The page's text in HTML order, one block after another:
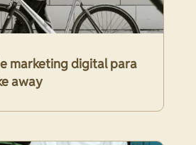
marketing digital para
away